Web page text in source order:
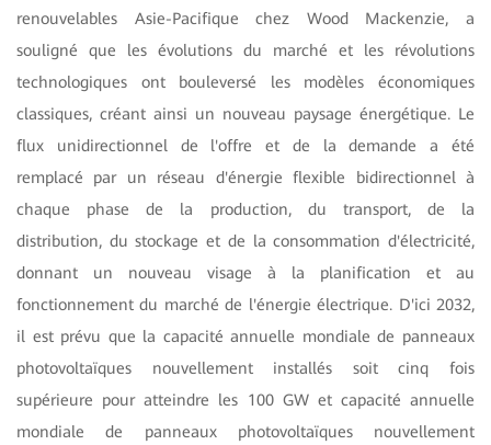
renouvelables Asie-Pacifique chez Wood Mackenzie, a
souligné que les évolutions du marché et les révolutions
technologiques ont bouleversé les modèles économiques
classiques, créant ainsi un nouveau paysage énergétique. Le
flux unidirectionnel de l'offre et de la demande a été
remplacé par un réseau d'énergie flexible bidirectionnel à
chaque phase de la production, du transport, de la
distribution, du stockage et de la consommation d'électricité,
donnant un nouveau visage à la planification et au
fonctionnement du marché de l'énergie électrique. D'ici 2032,
il est prévu que la capacité annuelle mondiale de panneaux
photovoltaïques nouvellement installés soit cinq fois
supérieure pour atteindre les 100 GW et capacité annuelle
mondiale de panneaux photovoltaïques nouvellement